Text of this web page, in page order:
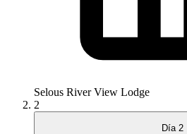
Selous River View Lodge
2
Día 2